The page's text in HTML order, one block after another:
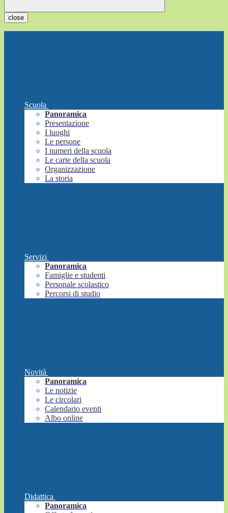
close
Scuola
Panoramica
Presentazione
I luoghi
Le persone
I numeri della scuola
Le carte della scuola
Organizzazione
La storia
Servizi
Panoramica
Famiglie e studenti
Personale scolastico
Percorsi di studio
Novità
Panoramica
Le notizie
Le circolari
Calendario eventi
Albo online
Didattica
Panoramica